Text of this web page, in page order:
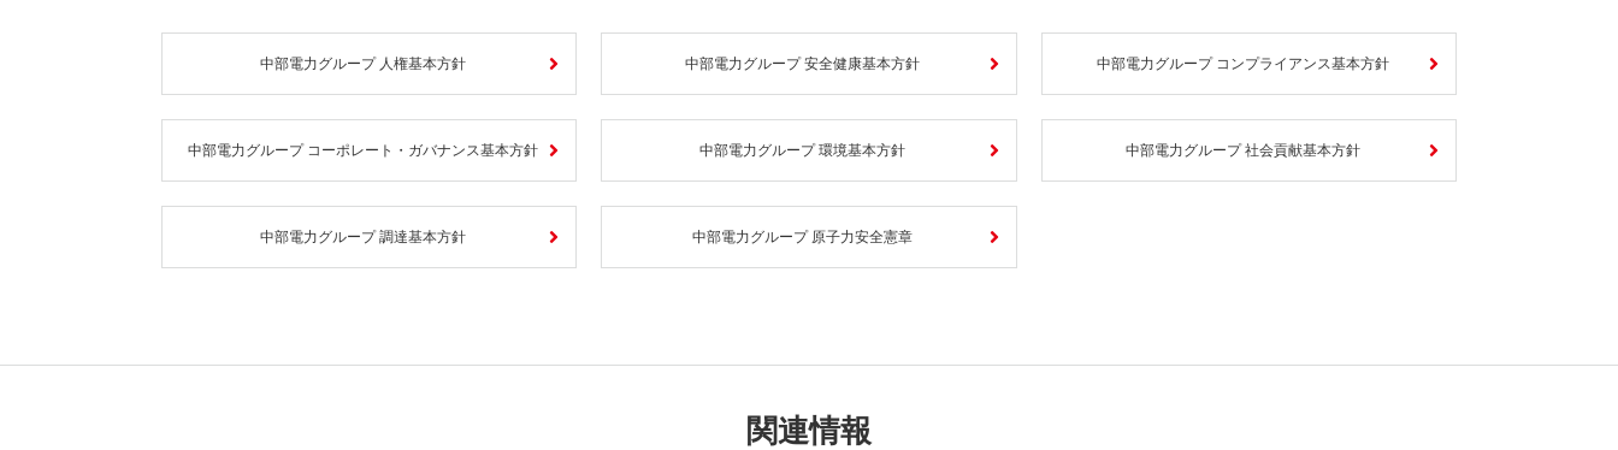
人権基本方針
コーポレート・ガバナンス基本方針
調達基本方針
中部電力グループ 人権基本方針 中部電力グループ 安全健康基本方針 中部電力グループ コンプライアンス基本方針
中部電力グループ コーポレート・ガバナンス基本方針 中部電力グループ 環境基本方針 中部電力グループ 社会貢献基本方針
中部電力グループ 調達基本方針 中部電力グループ 原子力安全憲章
関連情報